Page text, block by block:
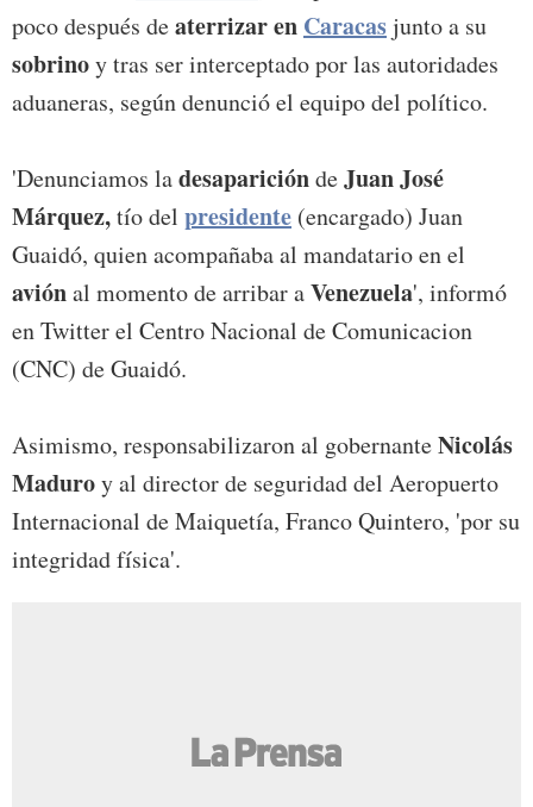
poco después deaterrizar en Caracasjunto a su
sobrinoy tras ser interceptado por las autoridades
aduaneras, según denunció el equipo del político.
'Denunciamos ladesaparicióndeJuan José
Márquez,tío del presidente (encargado) Juan
Guaidó, quien acompañaba al mandatario en el
aviónal momento de arribar aVenezuela', informó
en Twitter el Centro Nacional de Comunicacion
(CNC) de Guaidó.
Asimismo, responsabilizaron al gobernanteNicolás
Maduroy al director de seguridad del Aeropuerto
Internacional de Maiquetía, Franco Quintero, 'por su
integridad física'.